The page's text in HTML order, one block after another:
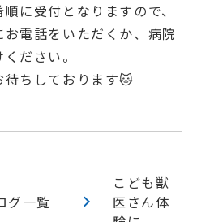
に受付となりますので、
電話をいただくか、病院
ださい。
ちしております🐱
グ一覧
こども獣
医さん体